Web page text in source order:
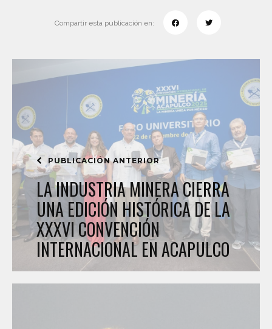
Compartir esta publicación en:
PUBLICACIÓN ANTERIOR
LA INDUSTRIA MINERA CIERRA
UNA EDICIÓN HISTÓRICA DE LA
XXXVI CONVENCIÓN
INTERNACIONAL EN ACAPULCO